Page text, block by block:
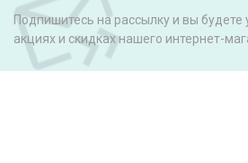
Подпишитесь на рассылку и вы будете
акциях и скидках нашего интернет-